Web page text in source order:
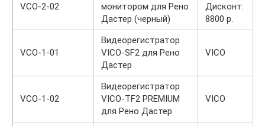
VCO-2-02
монитором для Рено
Дастер (черный)
Дисконт:
8800 р.
VCO-1-01
Видеорегистратор
VICO-SF2 для Рено
Дастер
VICO
VCO-1-02
Видеорегистратор
VICO-TF2 PREMIUM
для Рено Дастер
VICO